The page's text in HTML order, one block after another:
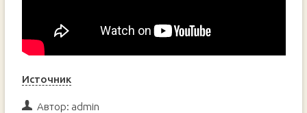
Источник
Автор: admin